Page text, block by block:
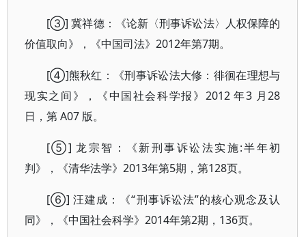
[③] 冀祥德：《论新〈刑事诉讼法〉人权保障的
价值取向》，《中国司法》2012年第7期。
[④]熊秋红：《刑事诉讼法大修：徘徊在理想与
现实之间》，《中国社会科学报》2012 年3 月28
日，第 A07 版。
[⑤] 龙宗智：《新刑事诉讼法实施:半年初
判》，《清华法学》2013年第5期，第128页。
[⑥] 汪建成：《“刑事诉讼法”的核心观念及认
同》，《中国社会科学》2014年第2期，136页。